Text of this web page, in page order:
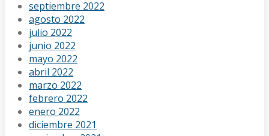
septiembre 2022
agosto 2022
julio 2022
junio 2022
mayo 2022
abril 2022
marzo 2022
febrero 2022
enero 2022
diciembre 2021